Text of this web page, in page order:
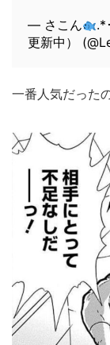
— さこん
.*
更新中）
一番人気だったの